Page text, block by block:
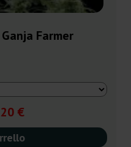
Farmer
€